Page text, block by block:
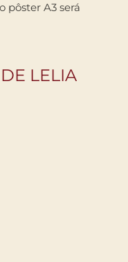
pôster A3 será
LELIA